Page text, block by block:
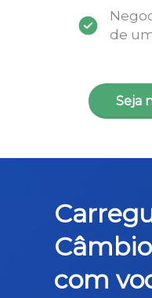
de
Seja
com